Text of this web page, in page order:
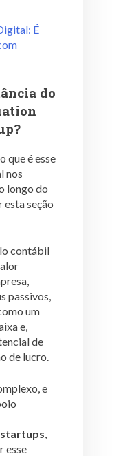
É
do
que é esse
nos
longo do
seção
contábil
passivos,
um
e,
de
de lucro.
e
esse